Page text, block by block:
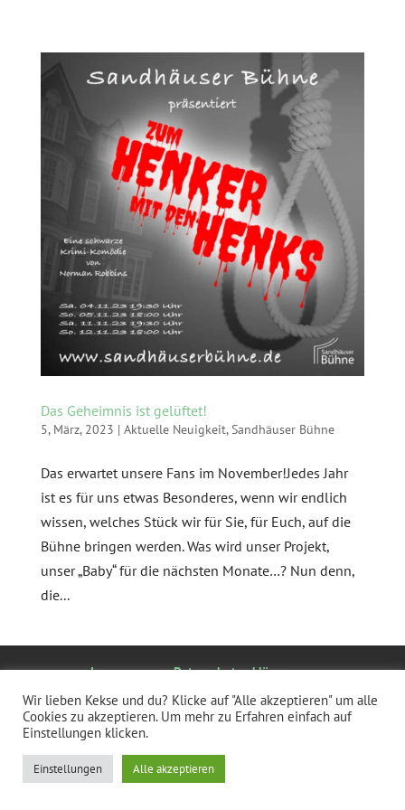
Das Geheimnis ist gelüftet!
5, März, 2023 | Aktuelle Neuigkeit,Sandhäuser Bühne
Das erwartet unsere Fans im November!Jedes Jahr
ist es für uns etwas Besonderes, wenn wir endlich
wissen, welches Stück wir für Sie, für Euch, auf die
Bühne bringen werden. Was wird unser Projekt,
unser „Baby“ für die nächsten Monate…? Nun denn,
die...
Impressum
Datenschutzerklärung
Mitgliederbereich
Wir lieben Kekse und du? Klicke auf "Alle akzeptieren" um alle
Cookies zu akzeptieren. Um mehr zu Erfahren einfach auf
Einstellungen klicken.
Einstellungen Alle akzeptieren